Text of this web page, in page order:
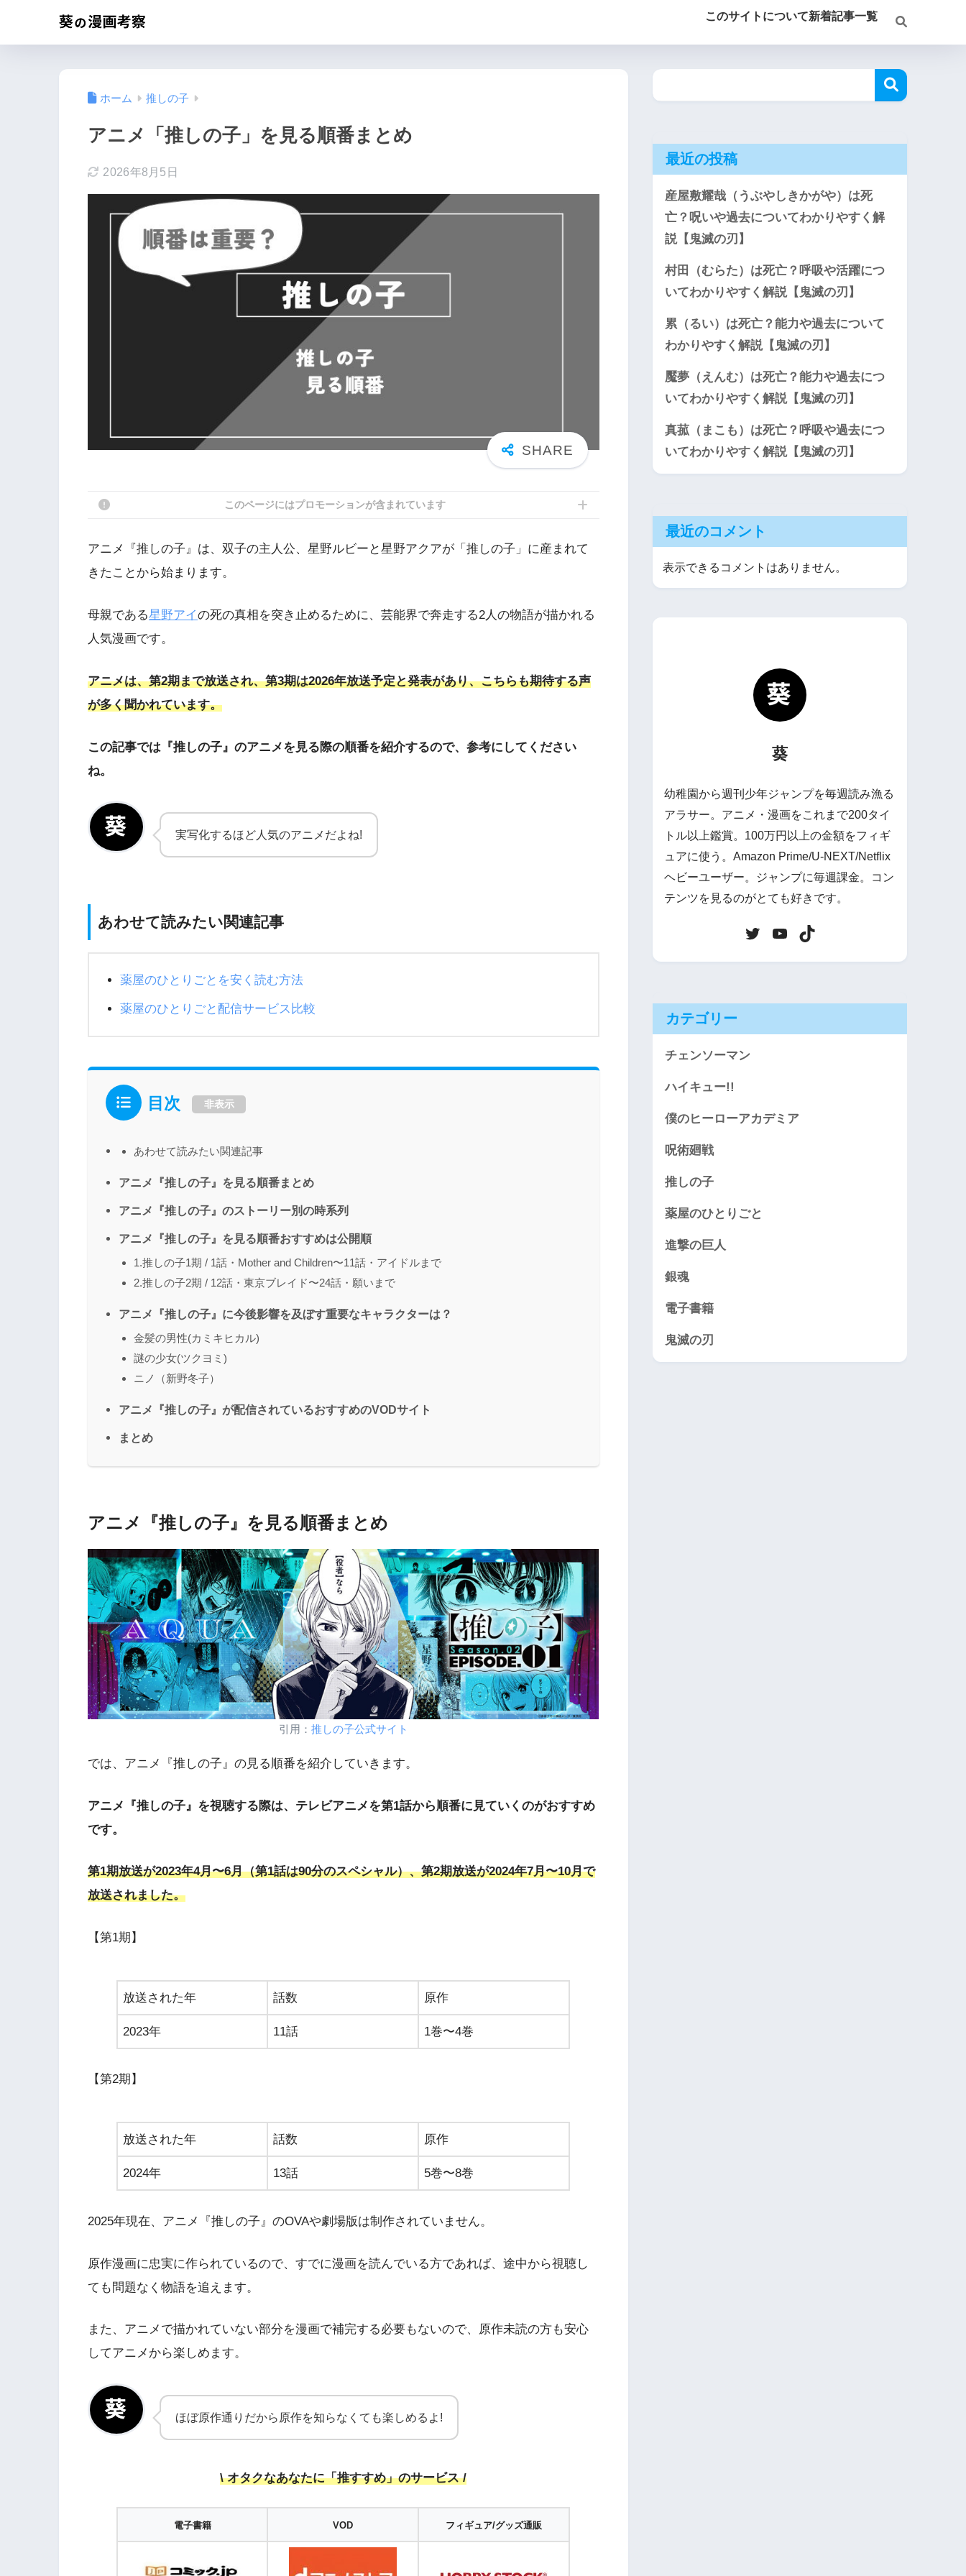
このサイトについて新着記事一覧
ホーム 推しの子
アニメ「推しの子」を見る順番まとめ
2026年8月5日
このページにはプロモーションが含まれています
アニメ『推しの子』は、双子の主人公、星野ルビーと星野アクアが「推しの子」に産まれて
きたことから始まります。
母親である星野アイの死の真相を突き止めるために、芸能界で奔走する2人の物語が描かれる
人気漫画です。
アニメは、第2期まで放送され、第3期は2026年放送予定と発表があり、こちらも期待する声
が多く聞かれています。
この記事では『推しの子』のアニメを見る際の順番を紹介するので、参考にしてください
ね。
実写化するほど人気のアニメだよね!
あわせて読みたい関連記事
薬屋のひとりごとを安く読む方法
薬屋のひとりごと配信サービス比較
目次 非表示
あわせて読みたい関連記事
アニメ『推しの子』を見る順番まとめ
アニメ『推しの子』のストーリー別の時系列
アニメ『推しの子』を見る順番おすすめは公開順
1.推しの子1期 / 1話・Mother and Children〜11話・アイドルまで
2.推しの子2期 / 12話・東京ブレイド〜24話・願いまで
アニメ『推しの子』に今後影響を及ぼす重要なキャラクターは？
金髪の男性(カミキヒカル)
謎の少女(ツクヨミ)
ニノ（新野冬子）
アニメ『推しの子』が配信されているおすすめのVODサイト
まとめ
アニメ『推しの子』を見る順番まとめ
引用： 推しの子公式サイト
では、アニメ『推しの子』の見る順番を紹介していきます。
アニメ『推しの子』を視聴する際は、テレビアニメを第1話から順番に見ていくのがおすすめ
です。
第1期放送が2023年4月〜6月（第1話は90分のスペシャル）、第2期放送が2024年7月〜10月で
放送されました。
【第1期】
放送された年 話数 原作
2023年 11話 1巻〜4巻
【第2期】
放送された年 話数 原作
2024年 13話 5巻〜8巻
2025年現在、アニメ『推しの子』のOVAや劇場版は制作されていません。
原作漫画に忠実に作られているので、すでに漫画を読んでいる方であれば、途中から視聴し
ても問題なく物語を追えます。
また、アニメで描かれていない部分を漫画で補完する必要もないので、原作未読の方も安心
してアニメから楽しめます。
ほぼ原作通りだから原作を知らなくても楽しめるよ!
\ オタクなあなたに「推すすめ」のサービス /
電子書籍 VOD フィギュア/グッズ通販
最近の投稿
産屋敷耀哉（うぶやしきかがや）は死
亡？呪いや過去についてわかりやすく解
説【鬼滅の刃】
村田（むらた）は死亡？呼吸や活躍につ
いてわかりやすく解説【鬼滅の刃】
累（るい）は死亡？能力や過去について
わかりやすく解説【鬼滅の刃】
魘夢（えんむ）は死亡？能力や過去につ
いてわかりやすく解説【鬼滅の刃】
真菰（まこも）は死亡？呼吸や過去につ
いてわかりやすく解説【鬼滅の刃】
最近のコメント
表示できるコメントはありません。
葵
幼稚園から週刊少年ジャンプを毎週読み漁る
アラサー。アニメ・漫画をこれまで200タイ
トル以上鑑賞。100万円以上の金額をフィギ
ュアに使う。Amazon Prime/U-NEXT/Netflix
ヘビーユーザー。ジャンプに毎週課金。コン
テンツを見るのがとても好きです。
カテゴリー
チェンソーマン
ハイキュー!!
僕のヒーローアカデミア
呪術廻戦
推しの子
薬屋のひとりごと
進撃の巨人
銀魂
電子書籍
鬼滅の刃